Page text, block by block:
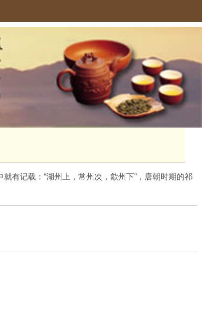
有记载：“湖州上，常州次，歙州下”，唐朝时期的祁